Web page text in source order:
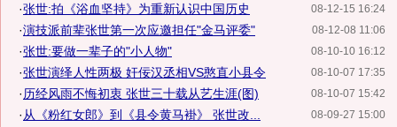
08-12-15 16:24
·张世:拍《浴血坚持》为重新认识中国历史
08-12-08 11:06
·演技派前辈张世第一次应邀担任"金马评委"
08-10-10 16:12
·张世:要做一辈子的"小人物"
08-10-07 17:35
·张世演绎人性两极 奸佞汉丞相VS憨直小县令
08-10-07 15:42
· 历经风雨不悔初衷 张世三十载从艺生涯(图)
08-09-27 15:00
· 从《粉红女郎》到《县令黄马褂》 张世改...